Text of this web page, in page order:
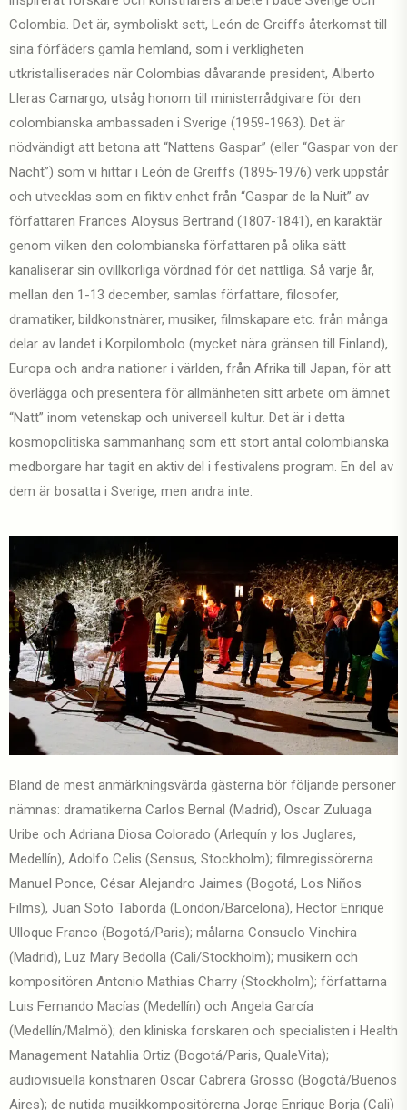
Colombia. Det är, symboliskt sett, León de Greiffs återkomst till
sina förfäders gamla hemland, som i verkligheten
utkristalliserades när Colombias dåvarande president, Alberto
Lleras Camargo, utsåg honom till ministerrådgivare för den
colombianska ambassaden i Sverige (1959-1963). Det är
nödvändigt att betona att “Nattens Gaspar” (eller “Gaspar von der
Nacht”) som vi hittar i León de Greiffs (1895-1976) verk uppstår
och utvecklas som en fiktiv enhet från “Gaspar de la Nuit” av
författaren Frances Aloysus Bertrand (1807-1841), en karaktär
genom vilken den colombianska författaren på olika sätt
kanaliserar sin ovillkorliga vördnad för det nattliga. Så varje år,
mellan den 1-13 december, samlas författare, filosofer,
dramatiker, bildkonstnärer, musiker, filmskapare etc. från många
delar av landet i Korpilombolo (mycket nära gränsen till Finland),
Europa och andra nationer i världen, från Afrika till Japan, för att
överlägga och presentera för allmänheten sitt arbete om ämnet
“Natt” inom vetenskap och universell kultur. Det är i detta
kosmopolitiska sammanhang som ett stort antal colombianska
medborgare har tagit en aktiv del i festivalens program. En del av
dem är bosatta i Sverige, men andra inte.
Bland de mest anmärkningsvärda gästerna bör följande personer
nämnas: dramatikerna Carlos Bernal (Madrid), Oscar Zuluaga
Uribe och Adriana Diosa Colorado (Arlequín y los Juglares,
Medellín), Adolfo Celis (Sensus, Stockholm); filmregissörerna
Manuel Ponce, César Alejandro Jaimes (Bogotá, Los Niños
Films), Juan Soto Taborda (London/Barcelona), Hector Enrique
Ulloque Franco (Bogotá/Paris); målarna Consuelo Vinchira
(Madrid), Luz Mary Bedolla (Cali/Stockholm); musikern och
kompositören Antonio Mathias Charry (Stockholm); författarna
Luis Fernando Macías (Medellín) och Angela García
(Medellín/Malmö); den kliniska forskaren och specialisten i Health
Management Natahlia Ortiz (Bogotá/Paris, QualeVita);
audiovisuella konstnären Oscar Cabrera Grosso (Bogotá/Buenos
Aires); de nutida musikkompositörerna Jorge Enrique Borja (Cali)